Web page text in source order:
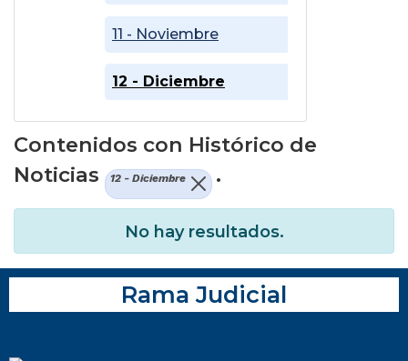
11 - Noviembre
12 - Diciembre
Contenidos con Histórico de
Noticias
12 - Diciembre .
No hay resultados.
Rama Judicial